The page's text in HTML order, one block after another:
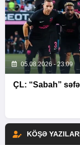
05.08.2026 - 23:09
ÇL: “Sabah”
KÖŞƏ